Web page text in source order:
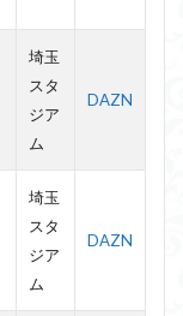
埼玉
スタ
ジア
ム
DAZN
埼玉
スタ
ジア
ム
DAZN